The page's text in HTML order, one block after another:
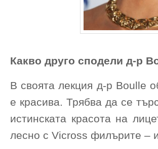
Какво друго сподели д-р
В своята лекция д-р Boulle
е красива. Трябва да се
истинската красота на
лесно с Vicross филърите –